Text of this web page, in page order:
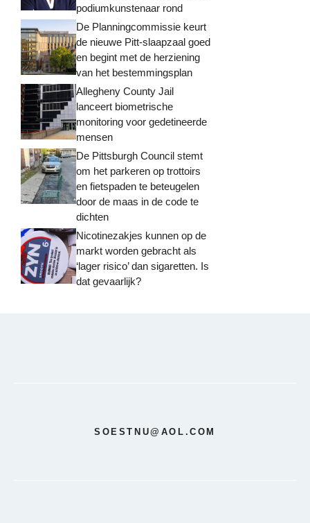
podiumkunstenaar rond
De Planningcommissie keurt
de nieuwe Pitt-slaapzaal goed
en begint met de herziening
van het bestemmingsplan
Allegheny County Jail
lanceert biometrische
monitoring voor gedetineerde
mensen
De Pittsburgh Council stemt
om het parkeren op trottoirs
en fietspaden te beteugelen
door de maas in de code te
dichten
Nicotinezakjes kunnen op de
markt worden gebracht als
‘lager risico’ dan sigaretten. Is
dat gevaarlijk?
SOESTNU@AOL.COM